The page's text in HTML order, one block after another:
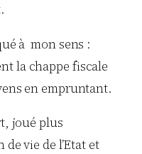
à mon sens :
la chappe fiscale
en empruntant.
joué plus
vie de l’Etat et